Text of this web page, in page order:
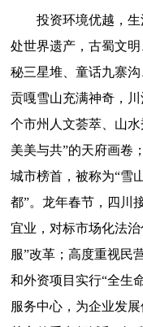
投资环境优越，
处世界遗产，古蜀文
秘三星堆、童话九寨
贡嘎雪山充满神奇，
个市州人文荟萃、山水
美美与共”的天府画卷
城市榜首，被称为“雪
都”。龙年春节，四川
宜业，对标市场化法
服”改革；高度重视民
和外资项目实行“全生
服务中心，为企业发